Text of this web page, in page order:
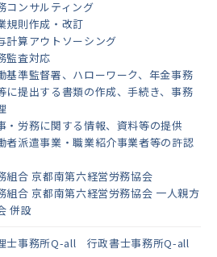
コンサルティング
規則作成・改訂
計算アウトソーシング
監査対応
基準監督署、ハローワーク、年金事務
に提出する書類の作成、手続き、事務
・労務に関する情報、資料等の提供
者派遣事業・職業紹介事業者等の許認
組合 京都南第六経営労務協会
組合 京都南第六経営労務協会 一人親方
併設
士事務所Q-all 行政書士事務所Q-all